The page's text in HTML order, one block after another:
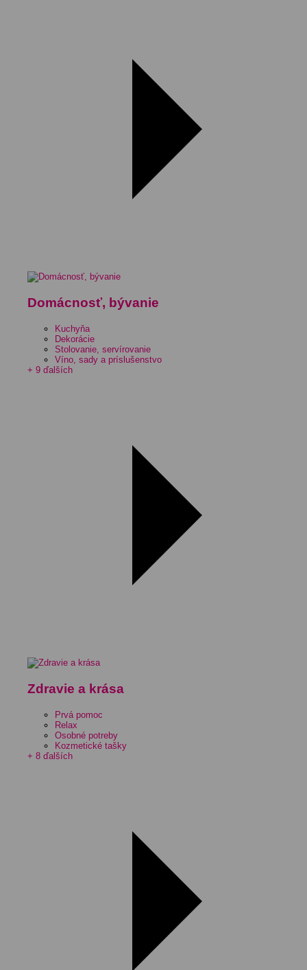
Domácnosť, bývanie
Kuchyňa
Dekorácie
Stolovanie, servírovanie
Víno, sady a príslušenstvo
+ 9 ďalších
Zdravie a krása
Prvá pomoc
Relax
Osobné potreby
Kozmetické tašky
+ 8 ďalších